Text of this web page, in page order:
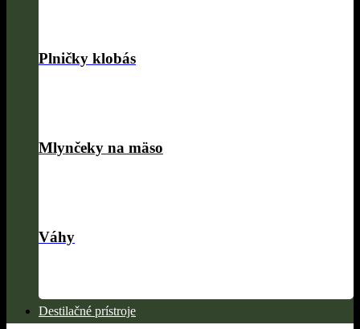
Plničky klobás
Mlynčeky na mäso
Váhy
Destilačné prístroje